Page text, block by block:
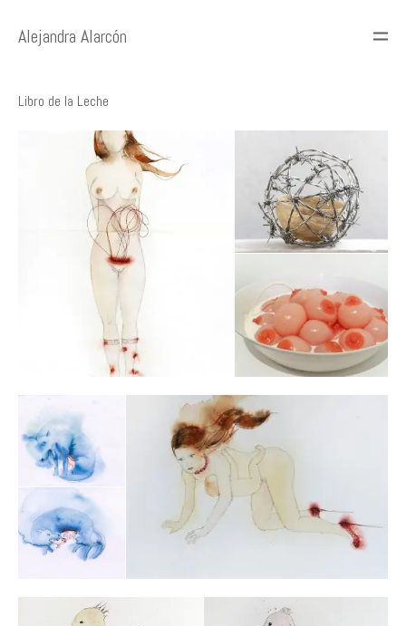
Alejandra Alarcón
Libro de la Leche